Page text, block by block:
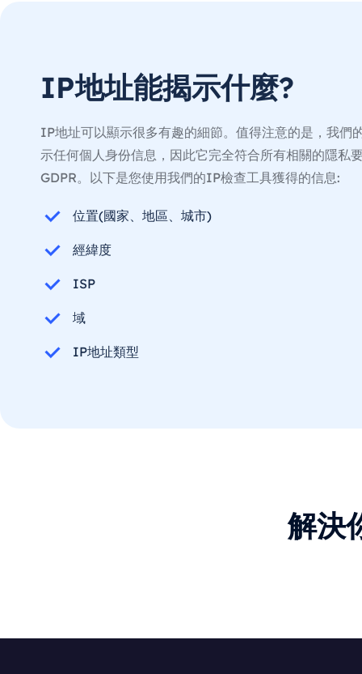
IP地址能揭示什麼?
IP地址可以顯示很多有趣的細節。值得注意的是，我們
示任何個人身份信息，因此它完全符合所有相關的隱私
GDPR。以下是您使用我們的IP檢查工具獲得的信息:
位置(國家、地區、城市)
經緯度
ISP
域
IP地址類型
解決